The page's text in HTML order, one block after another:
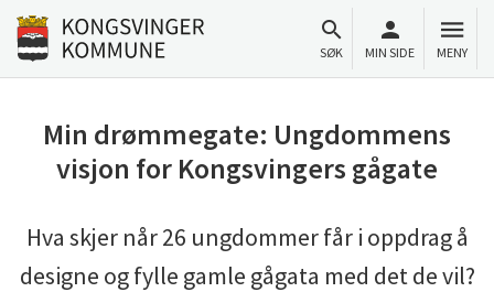
Til innhold
Gå til forsiden
SØK MIN SIDE MENY
Min drømmegate: Ungdommens
visjon for Kongsvingers gågate
Hva skjer når 26 ungdommer får i oppdrag å
designe og fylle gamle gågata med det de vil?